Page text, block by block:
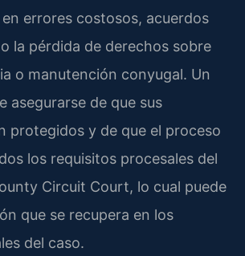
errores costosos, acuerdos
la pérdida de derechos sobre
o manutención conyugal. Un
asegurarse de que sus
protegidos y de que el proceso
los requisitos procesales del
Circuit Court, lo cual puede
que se recupera en los
del caso.